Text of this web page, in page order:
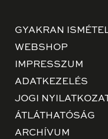
GYAKRAN
WEBSHOP
IMPRESSZUM
ADATKEZELÉS
JOGI
ÁTLÁTHATÓSÁG
ARCHÍVUM